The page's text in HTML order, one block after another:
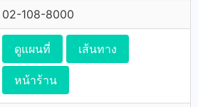
02-108-8000
ดูแผนที่ เส้นทาง
หน้าร้าน